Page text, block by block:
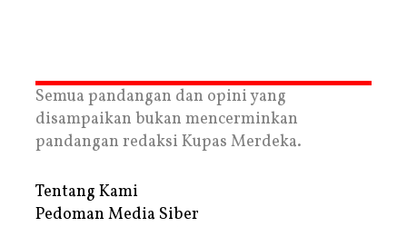
Semua pandangan dan opini yang
disampaikan bukan mencerminkan
pandangan redaksi Kupas Merdeka.
Tentang Kami
Pedoman Media Siber